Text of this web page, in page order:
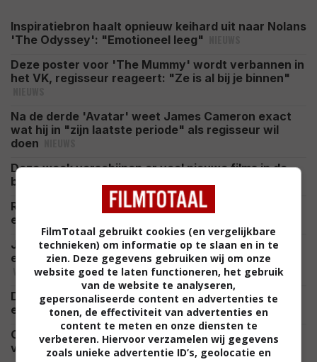
Inspiratiebron haalt opnieuw keihard uit naar Nolans
'The Odyssey': "Emotioneel leeg"
Deze poster voor 'The Mummy' wordt verbannen in
het VK, regisseur reageert: "Ze is al bij je binnen"
Na de derde 'Avatar' weet James Cameron exact
wat hij in "zijn laatste periode" als regisseur wil
doen
Deze week verschijnen er veel nieuwe films in de
bioscoop: dit zijn alle 10 titels op een rij
Romy Monteiro viert haar zomervakantie op de sub
en deelt prachtig uitzicht: "All I Need"
Jason Statham gaat weer helemaal los in 'Mutiny'
en laat zien waarom hij nog altijd dé actieheld is
VIDEO
De nieuwste Godzilla-film wordt groter en woester,
en duurt ook nog eens flink lang NIEUWS
Ook Netflix profiteert flink van het enorme succes
van 'Spider-Man: Brand New Day' NETFLIX
FilmTotaal gebruikt cookies (en vergelijkbare
technieken) om informatie op te slaan en in te
zien. Deze gegevens gebruiken wij om onze
website goed te laten functioneren, het gebruik
van de website te analyseren,
gepersonaliseerde content en advertenties te
tonen, de effectiviteit van advertenties en
content te meten en onze diensten te
verbeteren. Hiervoor verzamelen wij gegevens
zoals unieke advertentie ID’s, geolocatie en